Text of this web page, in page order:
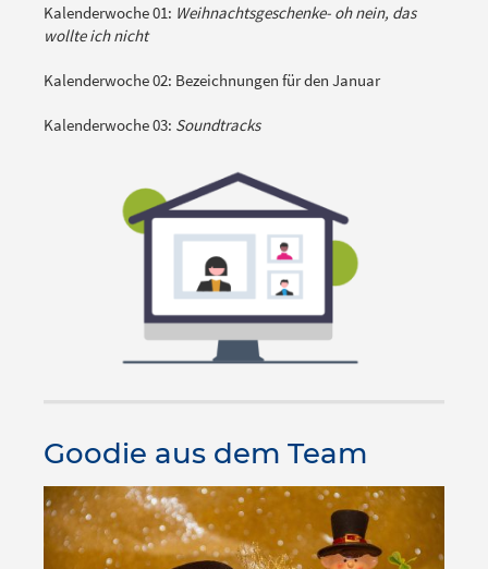
Kalenderwoche 01: Weihnachtsgeschenke- oh nein, das
wollte ich nicht
Kalenderwoche 02: Bezeichnungen für den Januar
Kalenderwoche 03: Soundtracks
Goodie aus dem Team